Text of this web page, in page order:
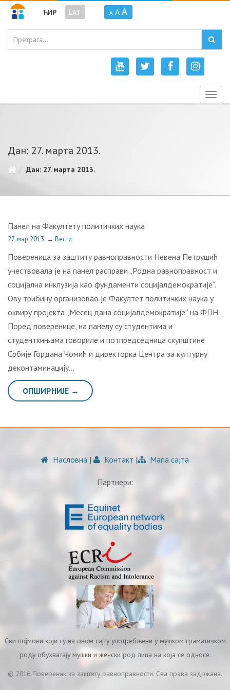
ЋИР LAT A A A
Дан: 27. марта 2013.
Дан: 27. марта 2013.
Панел на Факултету политичких наука
27. мар 2013. → Вести
Повереница за заштиту равноправности Невена Петрушић
учествовала је на панел расправи „Родна равноправност и
социјална инклузија као фундаменти социјалдемократије“.
Ову трибину организовао је Факултет политичких наука у
оквиру пројекта „Месец дана социјалдемократије“ на ФПН.
Поред поверенице, на панелу су студентима и
студенткињама говориле и потпредседница скупштине
Србије Гордана Чомић и директорка Центра за културну
деконтаминацију…
ОПШИРНИЈЕ →
Насловна | Контакт | Мапа сајта
Партнери:
Сви појмови који су на овом сајту употребљени у мушком граматичком
роду обухватају мушки и женски род лица на која се односе.
© 2016 Повереник за заштиту равноправности. Сва права задржана.